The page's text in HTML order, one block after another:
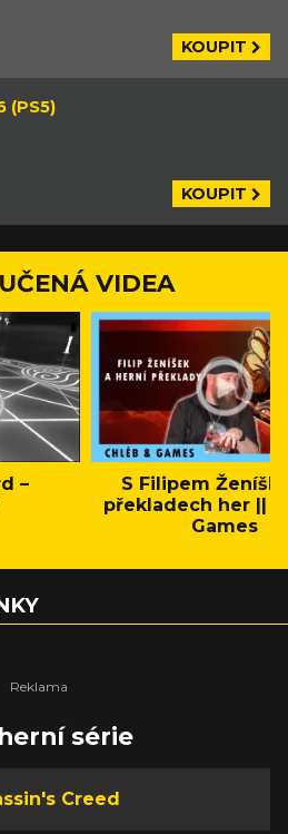
KOUPIT
(PS5)
KOUPIT
VIDEA
–
S Filipem
překladech her ||
Games
série
Creed